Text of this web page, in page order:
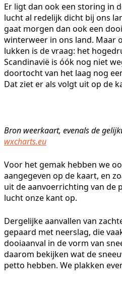
Er ligt dan ook een storing in
lucht al redelijk dicht bij ons
gaat morgen dan ook een
winterweer in ons land. Maar
lukken is de vraag: het
Scandinavië is óók nog niet
doortocht van het laag nog
Dat ziet er als volgt uit op de
Bron weerkaart, evenals de
wxcharts.eu
Voor het gemak hebben we
aangegeven op de kaart, en
uit de aanvoerrichting van de
lucht onze kant op.
Dergelijke aanvallen van
gepaard met neerslag, die
dooiaanval in de vorm van
daarom bekijken wat de
petto hebben. We plakken